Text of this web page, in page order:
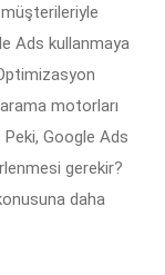
Ads kullanmaya
motorları
Peki, Google Ads
gerekir?
daha